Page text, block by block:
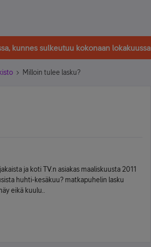
kunnes sulkeutuu kokonaan lokakuussa
Milloin tulee lasku?
ja koti TV.n asiakas maaliskuusta 2011
huhti-kesäkuu? matkapuhelin lasku
eikä kuulu..